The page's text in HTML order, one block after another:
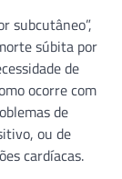
subcutâneo”,
súbita por
de
ocorre com
de
ou de
cardíacas.